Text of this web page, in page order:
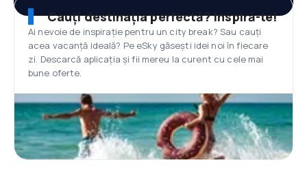
Cauți destinația perfectă? Inspiră-te!
Ai nevoie de inspirație pentru un city break? Sau cauți
acea vacanță ideală? Pe eSky găsești idei noi în fiecare
zi. Descarcă aplicația și fii mereu la curent cu cele mai
bune oferte.